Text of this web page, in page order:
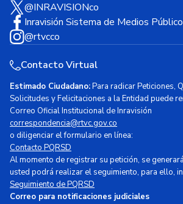
@INRAVISIONco
Inravisión Sistema de Medios
@rtvcco
Contacto Virtual
Estimado Ciudadano:Para radicar Peticiones,
Solicitudes y Felicitaciones a la Entidad puede
Correo Oficial Institucional de Inravisión
correspondencia@rtvc.gov.co
o diligenciar el formulario en línea:
Contacto PQRSD
Al momento de registrar su petición, se
usted podrá realizar el seguimiento, para ello,
Seguimiento de PQRSD
Correo para notificaciones judiciales